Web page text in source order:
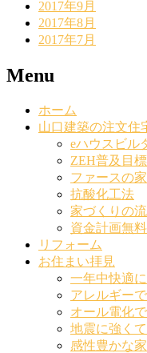
2017年9月
2017年8月
2017年7月
Menu
ホーム
山口建築の注文住
eハウスビル
ZEH普及目標
ファースの家
抗酸化工法
家づくりの
資金計画無
リフォーム
お住まい拝見
一年中快適
アレルギー
オール電化
地震に強く
感性豊かな家